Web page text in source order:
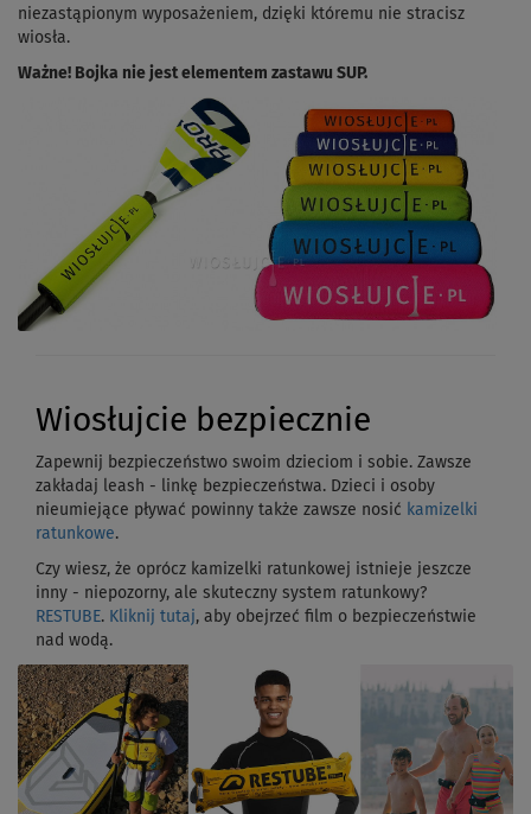
niezastąpionym wyposażeniem, dzięki któremu nie stracisz
wiosła.
Ważne! Bojka nie jest elementem zastawu SUP.
Wiosłujcie bezpiecznie
Zapewnij bezpieczeństwo swoim dzieciom i sobie. Zawsze
zakładaj leash - linkę bezpieczeństwa. Dzieci i osoby
nieumiejące pływać powinny także zawsze nosić kamizelki
ratunkowe.
Czy wiesz, że oprócz kamizelki ratunkowej istnieje jeszcze
inny - niepozorny, ale skuteczny system ratunkowy?
RESTUBE. Kliknij tutaj, aby obejrzeć film o bezpieczeństwie
nad wodą.